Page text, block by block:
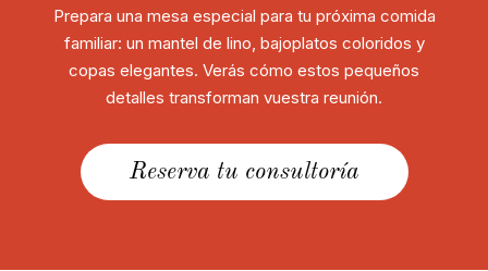
Prepara una mesa especial para tu próxima comida
familiar: un mantel de lino, bajoplatos coloridos y
copas elegantes. Verás cómo estos pequeños
detalles transforman vuestra reunión.
Reserva tu consultoría